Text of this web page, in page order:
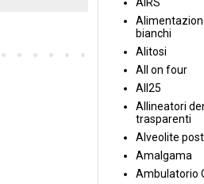
bianchi
Alitosi
All on four
All25
Allineatori
trasparenti
Alveolite
Amalgama
Ambulatorio